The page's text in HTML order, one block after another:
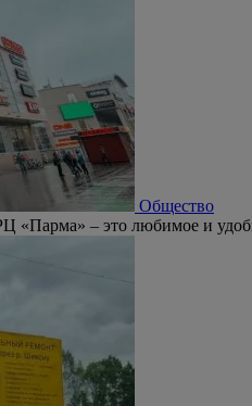
Общество
«Парма» – это любимое и